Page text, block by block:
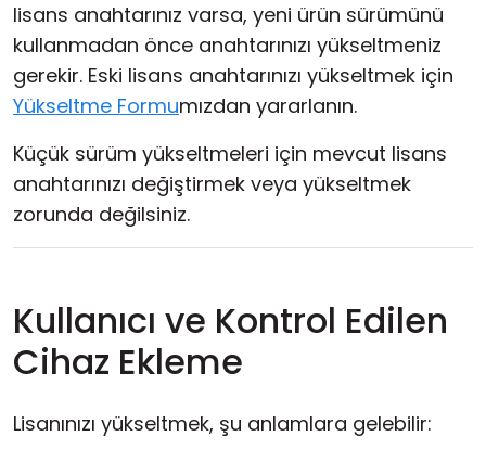
lisans anahtarınız varsa, yeni ürün sürümünü
kullanmadan önce anahtarınızı yükseltmeniz
gerekir. Eski lisans anahtarınızı yükseltmek için
Yükseltme Formumızdan yararlanın.
Küçük sürüm yükseltmeleri için mevcut lisans
anahtarınızı değiştirmek veya yükseltmek
zorunda değilsiniz.
Kullanıcı ve Kontrol Edilen
Cihaz Ekleme
Lisanınızı yükseltmek, şu anlamlara gelebilir: